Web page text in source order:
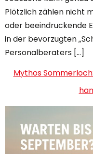
Plötzlich zählen nicht
oder beeindruckende
in der bevorzugten
Personalberaters […]
Mythos